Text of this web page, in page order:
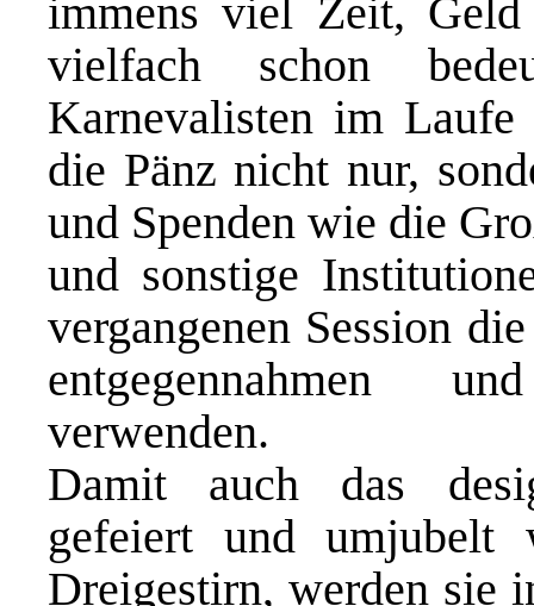
immens viel Zeit, Geld
vielfach schon
Karnevalisten im
die Pänz nicht nur,
und Spenden wie die
und sonstige
vergangenen Session
entgegennahmen
verwenden.
Damit auch das
gefeiert und
Dreigestirn, werden sie